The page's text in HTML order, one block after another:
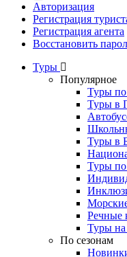
Авторизация
Регистрация
Регистрация агента
Восстановить
Туры
Популярное
Туры
Туры в
Туры в
Туры по
Речные
Туры
По сезонам